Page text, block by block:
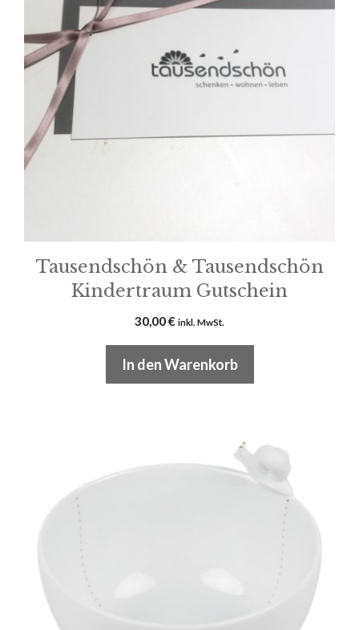
Tausendschön & Tausendschön
Kindertraum Gutschein
30,00€ inkl. MwSt.
In den Warenkorb